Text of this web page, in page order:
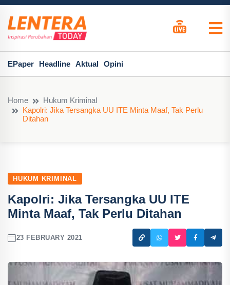
EPaper Headline Aktual Opini
Home
Hukum Kriminal
Kapolri: Jika Tersangka UU ITE Minta Maaf, Tak Perlu
Ditahan
HUKUM KRIMINAL
Kapolri: Jika Tersangka UU ITE
Minta Maaf, Tak Perlu Ditahan
23 FEBRUARY 2021